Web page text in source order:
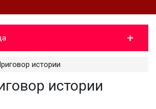
истории
истории